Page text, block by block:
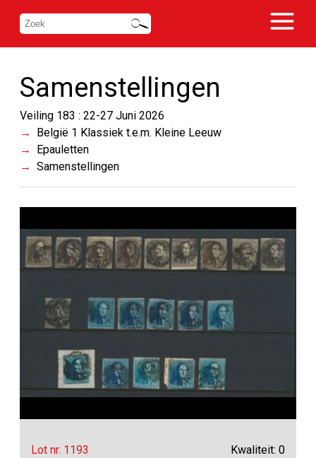
Samenstellingen
Veiling 183 : 22-27 Juni 2026
België 1 Klassiek t.e.m. Kleine Leeuw
Epauletten
Samenstellingen
Lot nr. 1193 Kwaliteit: 0